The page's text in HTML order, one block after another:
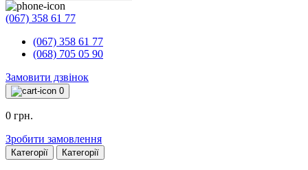
(067) 358 61 77
(067) 358 61 77
(068) 705 05 90
Замовити дзвінок
0
0 грн.
Зробити замовлення
Категорії Категорії